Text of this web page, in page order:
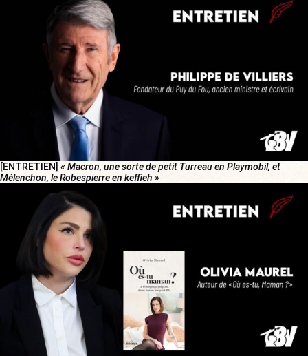
[ENTRETIEN] « Macron, une sorte de petit Turreau en Playmobil, et
Mélenchon, le Robespierre en keffieh »